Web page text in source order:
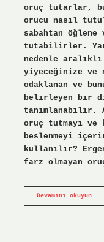
oruç tutarlar,
orucu nasıl
sabahtan öğlene
tutabilirler.
nedenle aralıklı
yiyeceğinize ve
odaklanan ve
belirleyen bir
tanımlanabilir.
oruç tutmayı ve
beslenmeyi
kullanılır?
farz olmayan
Devamını okuyun